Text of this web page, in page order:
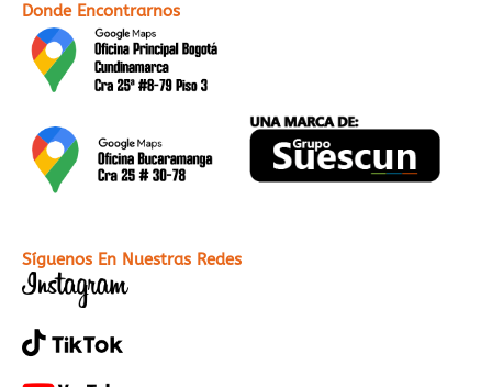
Donde Encontrarnos
Síguenos En Nuestras Redes